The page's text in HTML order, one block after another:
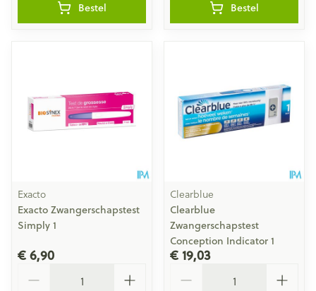
Bestel Bestel
Exacto
Exacto Zwangerschapstest
Simply 1
€ 6,90
Clearblue
Clearblue
Zwangerschapstest
Conception Indicator 1
€ 19,03